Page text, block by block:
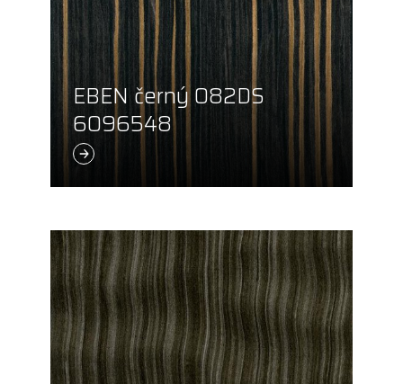
EBEN černý 082DS
6096548